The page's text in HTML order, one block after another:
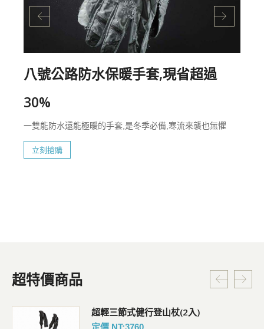
八號公路防水保暖手套,現省超過
30%
一雙能防水還能極暖的手套,是冬季必備,寒流來襲也無懼
立刻搶購
超特價商品
超輕三節式健行登山杖(2入)
定價 NT:3760